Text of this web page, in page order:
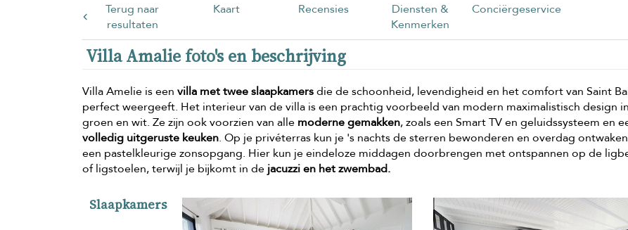
Terug naar
resultaten
Kaart Recensies
Diensten &
Kenmerken
Conciërgeservice
Villa Amalie foto's en beschrijving
Villa Amelie is een villa met twee slaapkamersdie de schoonheid, levendigheid en het comfort van Saint
perfect weergeeft. Het interieur van de villa is een prachtig voorbeeld van modern maximalistisch design
groen en wit. Ze zijn ook voorzien van alle moderne gemakken, zoals een Smart TV en geluidssysteem en
volledig uitgeruste keuken. Op je privéterras kun je 's nachts de sterren bewonderen en overdag
een pastelkleurige zonsopgang. Hier kun je eindeloze middagen doorbrengen met ontspannen op de
of ligstoelen, terwijl je bijkomt in de jacuzzi en het zwembad.
Slaapkamers